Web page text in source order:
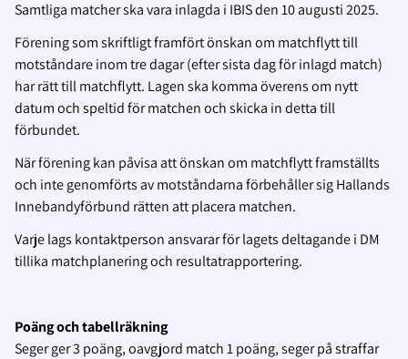
Samtliga matcher ska vara inlagda i IBIS den 10 augusti 2025.
Förening som skriftligt framfört önskan om matchflytt till
motståndare inom tre dagar (efter sista dag för inlagd match)
har rätt till matchflytt. Lagen ska komma överens om nytt
datum och speltid för matchen och skicka in detta till
förbundet.
När förening kan påvisa att önskan om matchflytt framställts
och inte genomförts av motståndarna förbehåller sig Hallands
Innebandyförbund rätten att placera matchen.
Varje lags kontaktperson ansvarar för lagets deltagande i DM
tillika matchplanering och resultatrapportering.
Poäng och tabellräkning
Seger ger 3 poäng, oavgjord match 1 poäng, seger på straffar